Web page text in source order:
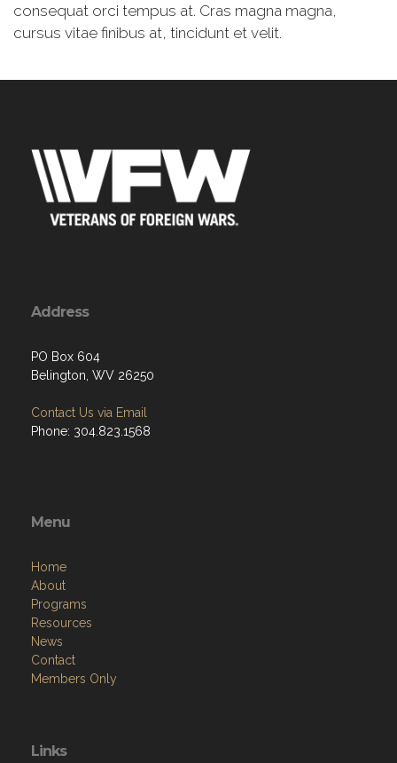
consequat orci tempus at. Cras magna magna,
cursus vitae finibus at, tincidunt et velit.
Address
PO Box 604
Belington, WV 26250
Contact Us via Email
Phone: 304.823.1568
Menu
Home
About
Programs
Resources
News
Contact
Members Only
Links